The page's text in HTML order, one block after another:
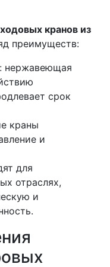
кранов из
преимуществ:
: нержавеющая
срок
краны
и
для
отраслях,
и